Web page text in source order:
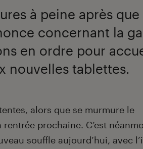
à peine après que
concernant la
en ordre pour
nouvelles tablettes.
alors que se murmure le
rentrée prochaine. C’est
souffle aujourd’hui, avec